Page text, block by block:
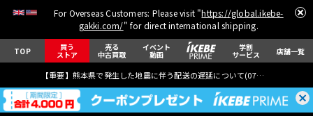
For Overseas Customers: Please visit "https://global.ikebe-
gakki.com/" for direct international shipping.
TOP 買う
ストア
売る
中古買取
イベント
動画
学割
サービス 店舗一覧
【重要】熊本県で発生した地震に伴う配送の遅延について(07月29日